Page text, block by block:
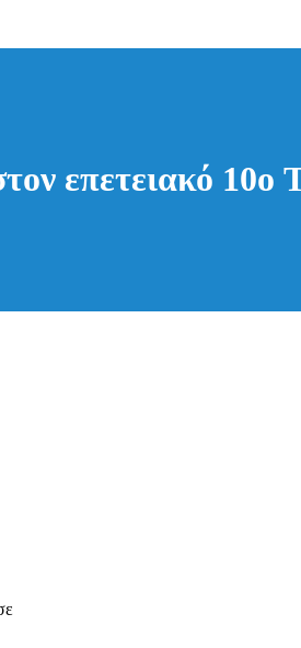
επετειακό